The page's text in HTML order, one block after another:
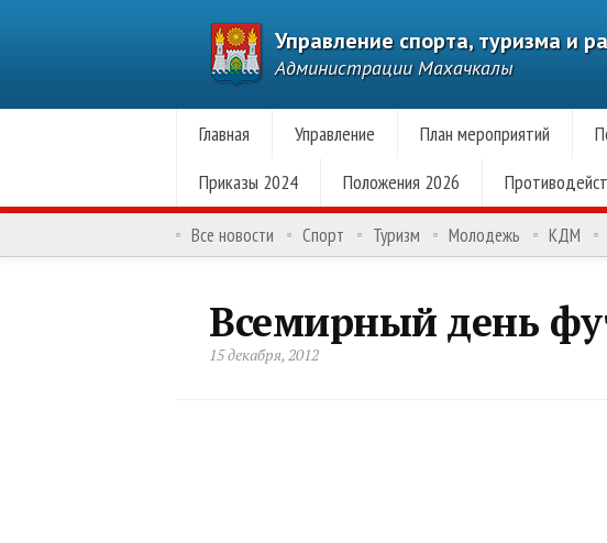
Управление спорта, туризма и
Администрации Махачкалы
Главная Управление План мероприятий
Приказы 2024
Положения 2026
Все новости Спорт Туризм Молодежь КДМ
Всемирный день
15 декабря, 2012